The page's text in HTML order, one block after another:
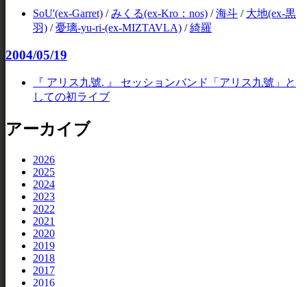
SoU'(ex-Garret) /みくる(ex-Kro：nos) /海斗 / 大地(ex-黒
羽) /憂璃-yu-ri-(ex-MIZTAVLA) /綺羅
2004/05/19
『 アリス九號. 』 セッションバンド「アリス九號」と
しての初ライブ
アーカイブ
2026
2025
2024
2023
2022
2021
2020
2019
2018
2017
2016